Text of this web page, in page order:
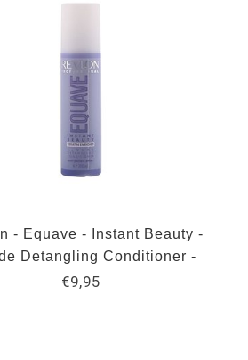
- Equave - Instant Beauty -
Detangling Conditioner -
200 ml
€9,95